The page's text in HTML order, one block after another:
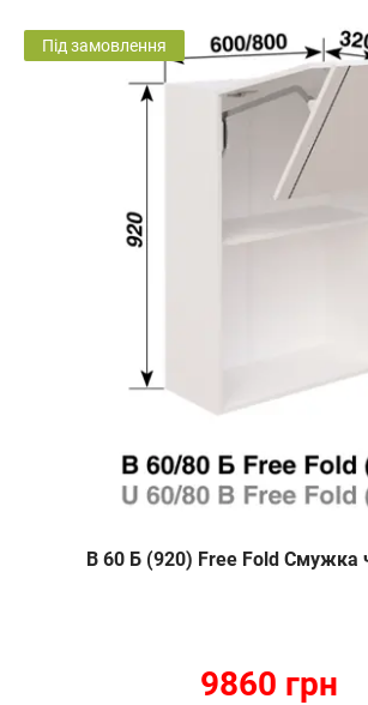
Під замовлення
В 60 Б (920) Free Fold Смужка
9860 грн